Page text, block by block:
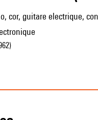
cor, guitare electrique,
)